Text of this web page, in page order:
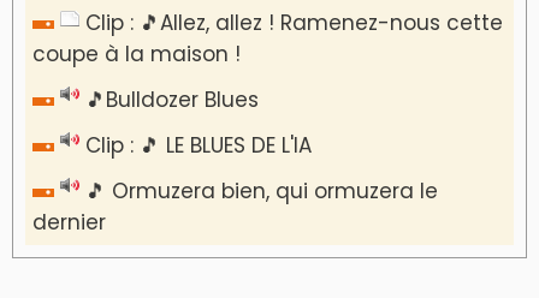
Clip : 🎵Allez, allez ! Ramenez-nous cette
coupe à la maison !
🎵Bulldozer Blues
Clip : 🎵 LE BLUES DE L'IA
🎵 Ormuzera bien, qui ormuzera le
dernier